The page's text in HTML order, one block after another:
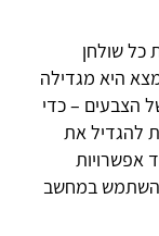
כל שולחן
היא מגדילה
הצבעים – כדי
להגדיל את
אפשרויות
במחשב